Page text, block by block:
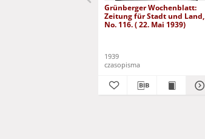
Grünberger Wochenblatt:
Zeitung für Stadt und Land,
No. 116. ( 22. Mai 1939)
1939
czasopisma